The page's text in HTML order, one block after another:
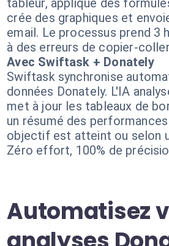
tableur, applique des
crée des graphiques et
email. Le processus prend 3
à des erreurs de copier-
Avec Swiftask + Donately
Swiftask synchronise
données Donately. L'IA
met à jour les tableaux de
un résumé des
objectif est atteint ou selon
Zéro effort, 100% de
Automatisez